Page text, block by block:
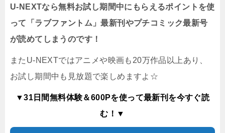
U-NEXTなら無料お試し期間中にもらえるポイントを使
って「ラブファントム」最新刊やプチコミック最新号
が読めてしまうのです！
またU-NEXTではアニメや映画も20万作品以上あり、
お試し期間中も見放題で楽しめますよ☆
▼31日間無料体験＆600Pを使って最新刊を今すぐ読
む！▼